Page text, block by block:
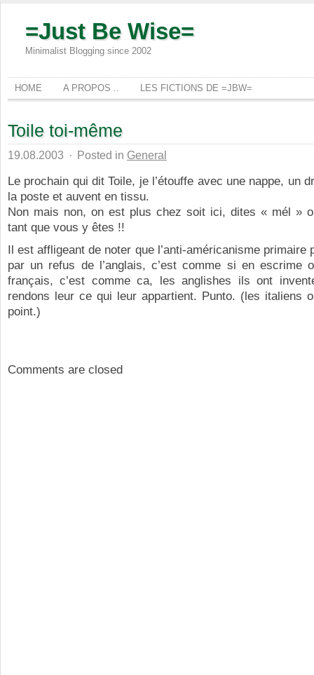
=Just Be Wise=
Minimalist Blogging since 2002
HOME A PROPOS .. LES FICTIONS DE =JBW=
Toile toi-même
19.08.2003 · Posted in General
Le prochain qui dit Toile, je l’étouffe avec une nappe, un
la poste et auvent en tissu.
Non mais non, on est plus chez soit ici, dites « mél »
tant que vous y êtes !!
Il est affligeant de noter que l’anti-américanisme primaire
par un refus de l’anglais, c’est comme si en escrime
français, c’est comme ca, les anglishes ils ont
rendons leur ce qui leur appartient. Punto. (les italiens
point.)
Comments are closed